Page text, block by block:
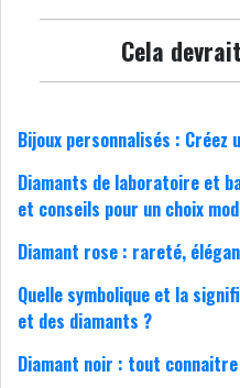
Cela
Bijoux personnalisés : Créez
Diamants de laboratoire et
et conseils pour un choix
Diamant rose : rareté,
Quelle symbolique et la
et des diamants ?
Diamant noir : tout